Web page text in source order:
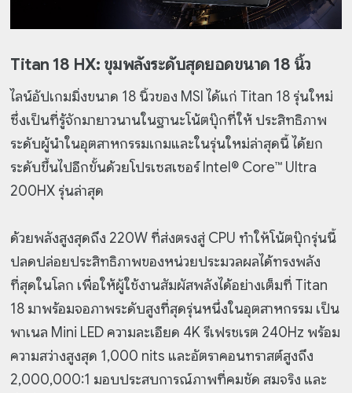
Titan 18 HX: ขุมพลังระดับสุดยอดขนาด 18 นิ้ว
ไลน์อัปเกมมิ่งขนาด 18 นิ้วของ MSI ได้แก่ Titan 18 รุ่นใหม่
ซึ่งเป็นที่รู้จักมายาวนานในฐานะโน้ตบุ๊กที่ให้ ประสิทธิภาพ
ระดับผู้นำในอุตสาหกรรมเกมและในรุ่นใหม่ล่าสุดนี้ ได้ยก
ระดับขึ้นไปอีกขั้นด้วยโปรเซสเซอร์ Intel® Core™ Ultra
200HX รุ่นล่าสุด
ด้วยพลังสูงสุดถึง 220W ที่ส่งตรงสู่ CPU ทำให้โน้ตบุ๊กรุ่นนี้
ปลดปล่อยประสิทธิภาพของหน่วยประมวลผลได้ทรงพลัง
ที่สุดในโลก เพื่อให้ผู้ใช้งานสัมผัสพลังได้อย่างเต็มที่ Titan
18 มาพร้อมจอภาพระดับสูงที่สุดรุ่นหนึ่งในอุตสาหกรรม เป็น
พาเนล Mini LED ความละเอียด 4K รีเฟรชเรต 240Hz พร้อม
ความสว่างสูงสุด 1,000 nits และอัตราคอนทราสต์สูงถึง
2,000,000:1 มอบประสบการณ์ภาพที่คมชัด สมจริง และ